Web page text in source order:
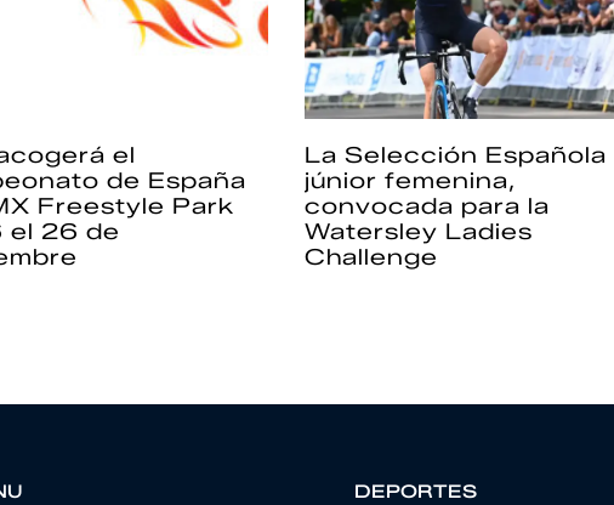
el
de España
Freestyle Park
el 26 de
La Selección Española
júnior femenina,
convocada para la
Watersley Ladies
Challenge
DEPORTES